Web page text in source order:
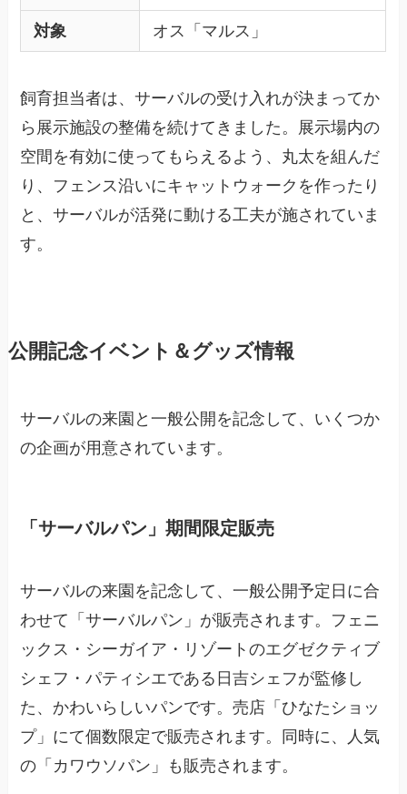
対象 オス「マルス」
飼育担当者は、サーバルの受け入れが決まってか
ら展示施設の整備を続けてきました。展示場内の
空間を有効に使ってもらえるよう、丸太を組んだ
り、フェンス沿いにキャットウォークを作ったり
と、サーバルが活発に動ける工夫が施されていま
す。
公開記念イベント＆グッズ情報
サーバルの来園と一般公開を記念して、いくつか
の企画が用意されています。
「サーバルパン」期間限定販売
サーバルの来園を記念して、一般公開予定日に合
わせて「サーバルパン」が販売されます。フェニ
ックス・シーガイア・リゾートのエグゼクティブ
シェフ・パティシエである日吉シェフが監修し
た、かわいらしいパンです。売店「ひなたショッ
プ」にて個数限定で販売されます。同時に、人気
の「カワウソパン」も販売されます。